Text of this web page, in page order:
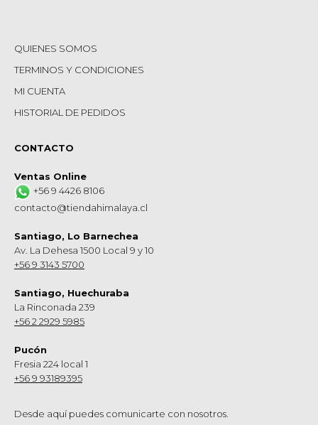
QUIENES SOMOS
TERMINOS Y CONDICIONES
MI CUENTA
HISTORIAL DE PEDIDOS
CONTACTO
Ventas Online
+56 9 4426 8106
contacto@tiendahimalaya.cl
Santiago, Lo Barnechea
Av. La Dehesa 1500 Local 9 y 10
+56 9 3143 5700
Santiago, Huechuraba
La Rinconada 239
+56 2 2929 5985
Pucón
Fresia 224 local 1
+56 9 93189395
Desde aquí puedes comunicarte con nosotros.